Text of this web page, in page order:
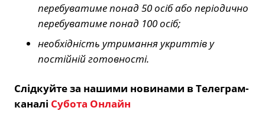
перебуватиме понад 50 осіб або періодично
перебуватиме понад 100 осіб;
необхідність утримання укриттів у
постійній готовності.
Слідкуйте за нашими новинами в Телеграм-
каналі Субота Онлайн